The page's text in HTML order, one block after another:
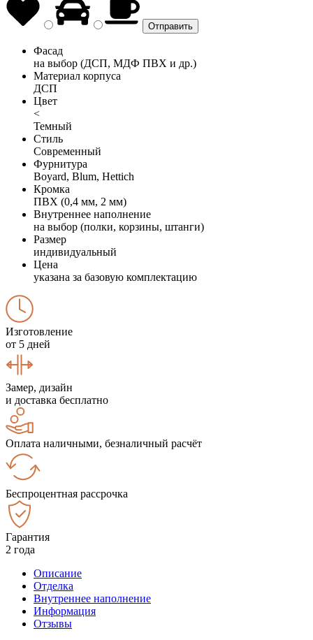
Фасад
на выбор (ДСП, МДФ ПВХ и др.)
Материал корпуса
ДСП
Цвет
<
Темный
Стиль
Современный
Фурнитура
Boyard, Blum, Hettich
Кромка
ПВХ (0,4 мм, 2 мм)
Внутреннее наполнение
на выбор (полки, корзины, штанги)
Размер
индивидуальный
Цена
указана за базовую комплектацию
Изготовление
от 5 дней
Замер, дизайн
и доставка бесплатно
Оплата наличными, безналичный расчёт
Беспроцентная рассрочка
Гарантия
2 года
Описание
Отделка
Внутреннее наполнение
Информация
Отзывы